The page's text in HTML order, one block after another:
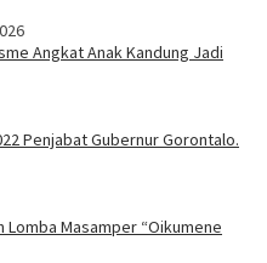
Angkat Anak Kandung Jadi
Penjabat Gubernur Gorontalo.
Lomba Masamper “Oikumene